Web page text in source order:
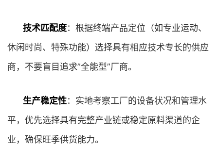
技术匹配度：根据终端产品定位（如专业运动、
休闲时尚、特殊功能）选择具有相应技术专长的供应
商，不要盲目追求”全能型”厂商。
生产稳定性：实地考察工厂的设备状况和管理水
平，优先选择具有完整产业链或稳定原料渠道的企
业，确保旺季供货能力。